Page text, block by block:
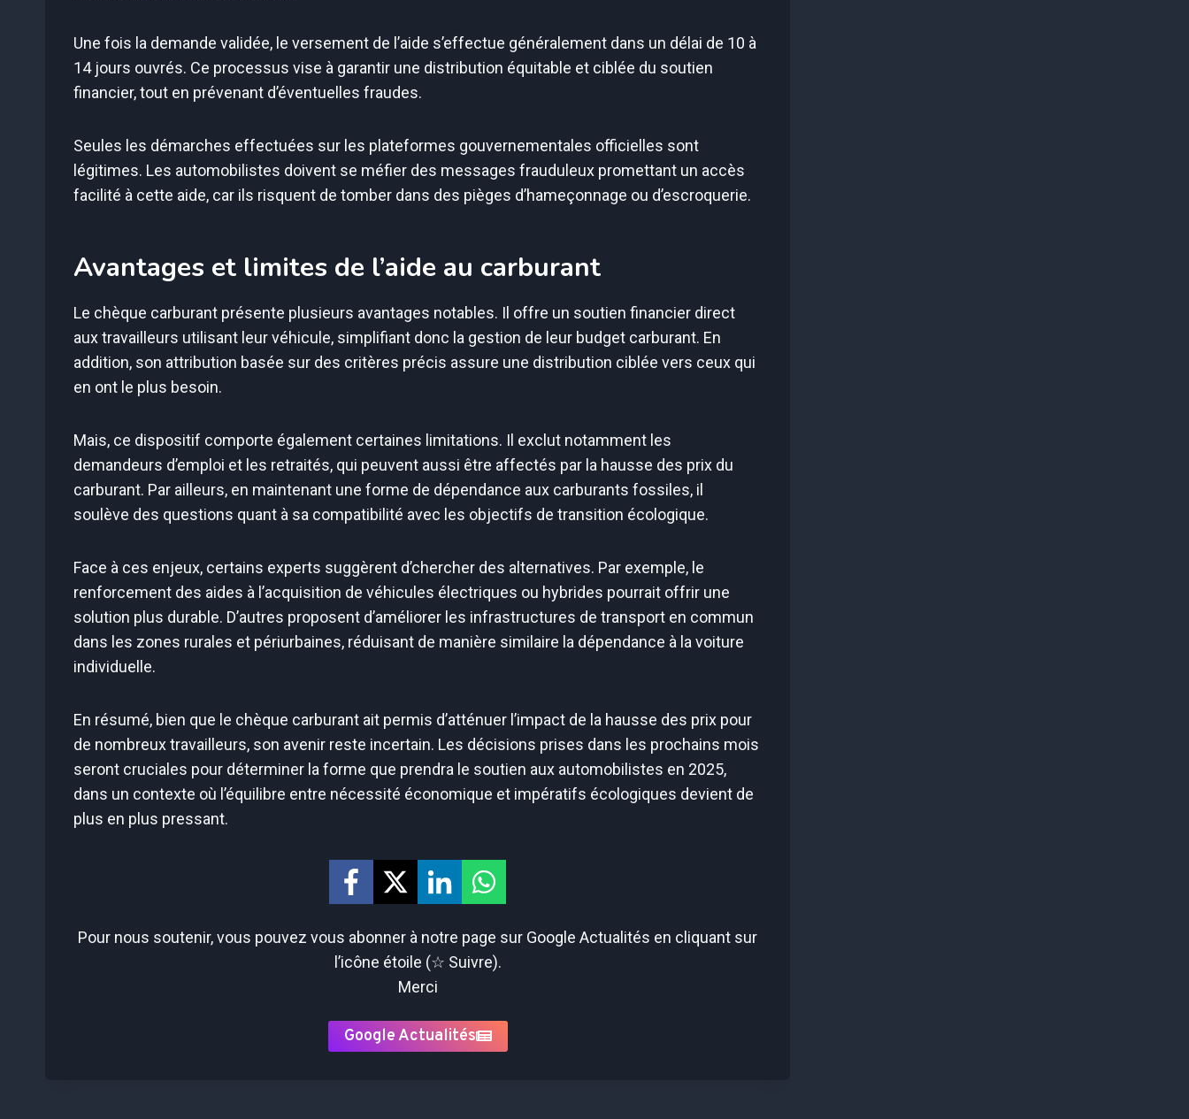
Une fois la demande validée, le versement de l’aide s’effectue généralement dans un délai de 10 à
14 jours ouvrés. Ce processus vise à garantir une distribution équitable et ciblée du soutien
financier, tout en prévenant d’éventuelles fraudes.
Seules les démarches effectuées sur les plateformes gouvernementales officielles sont
légitimes. Les automobilistes doivent se méfier des messages frauduleux promettant un accès
facilité à cette aide, car ils risquent de tomber dans des pièges d’hameçonnage ou d’escroquerie.
Avantages et limites de l’aide au carburant
Le chèque carburant présente plusieurs avantages notables. Il offre un soutien financier direct
aux travailleurs utilisant leur véhicule, simplifiant donc la gestion de leur budget carburant. En
addition, son attribution basée sur des critères précis assure une distribution ciblée vers ceux qui
en ont le plus besoin.
Mais, ce dispositif comporte également certaines limitations. Il exclut notamment les
demandeurs d’emploi et les retraités, qui peuvent aussi être affectés par la hausse des prix du
carburant. Par ailleurs, en maintenant une forme de dépendance aux carburants fossiles, il
soulève des questions quant à sa compatibilité avec les objectifs de transition écologique.
Face à ces enjeux, certains experts suggèrent d’chercher des alternatives. Par exemple, le
renforcement des aides à l’acquisition de véhicules électriques ou hybrides pourrait offrir une
solution plus durable. D’autres proposent d’améliorer les infrastructures de transport en commun
dans les zones rurales et périurbaines, réduisant de manière similaire la dépendance à la voiture
individuelle.
En résumé, bien que le chèque carburant ait permis d’atténuer l’impact de la hausse des prix pour
de nombreux travailleurs, son avenir reste incertain. Les décisions prises dans les prochains mois
seront cruciales pour déterminer la forme que prendra le soutien aux automobilistes en 2025,
dans un contexte où l’équilibre entre nécessité économique et impératifs écologiques devient de
plus en plus pressant.
Pour nous soutenir, vous pouvez vous abonner à notre page sur Google Actualités en cliquant sur
l’icône étoile (☆ Suivre).
Merci
Google Actualités